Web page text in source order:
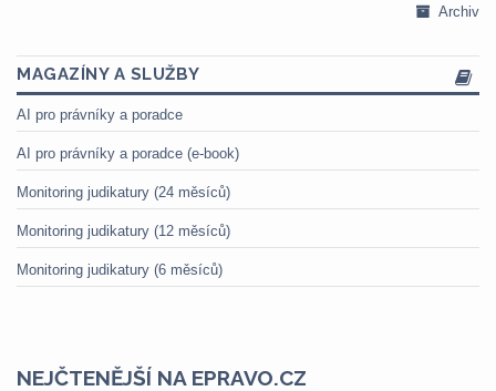
Archiv
MAGAZÍNY A SLUŽBY
AI pro právníky a poradce
AI pro právníky a poradce (e-book)
Monitoring judikatury (24 měsíců)
Monitoring judikatury (12 měsíců)
Monitoring judikatury (6 měsíců)
NEJČTENĚJŠÍ NA EPRAVO.CZ